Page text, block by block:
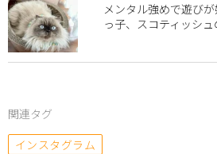
メンタル強めで遊び
っ子、スコティッシュ
関連タグ
インスタグラム